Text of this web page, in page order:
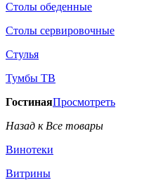
Столы обеденные
Столы сервировочные
Стулья
Тумбы ТВ
ГостинаяПросмотреть
Назад к Все товары
Винотеки
Витрины